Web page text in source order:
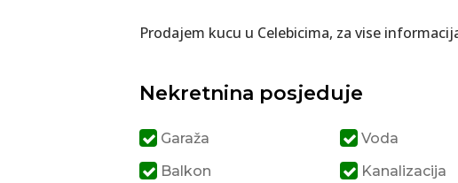
Prodajem kucu u Celebicima, za vise
Nekretnina posjeduje
Garaža
Balkon
Voda
Kanalizacija